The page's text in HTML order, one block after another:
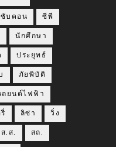
ซับคอน ซีพี
นักศึกษา
ประยุทธ์
ภัยพิบัติ
ถยนต์ไฟฟ้า
ลิซ่า วิ่ง
ส.ส. สถ.